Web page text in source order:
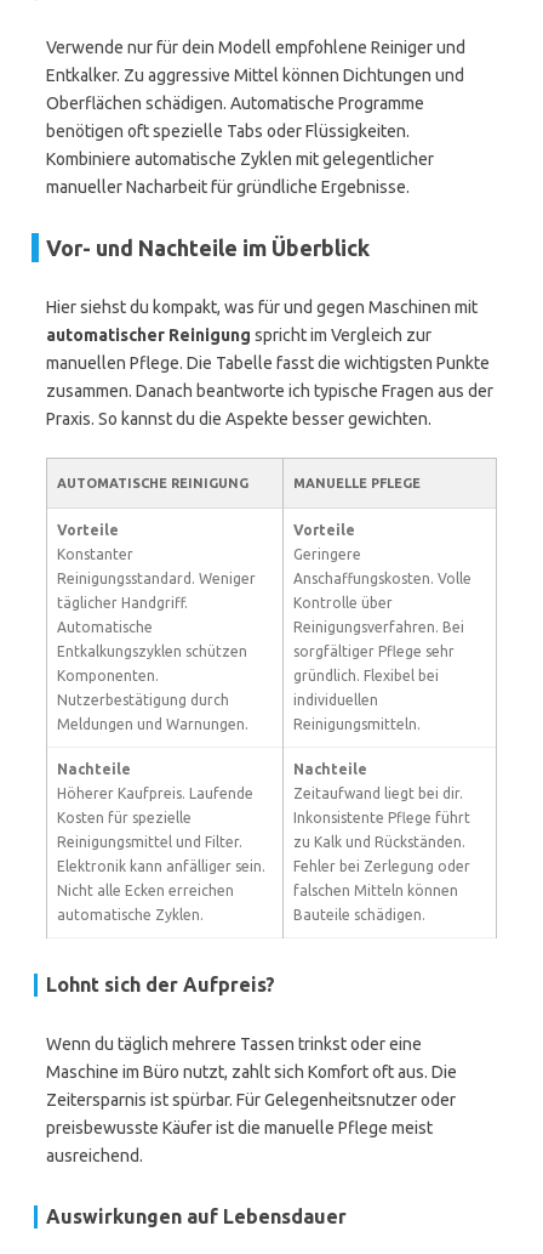
Verwende nur für dein Modell empfohlene Reiniger und
Entkalker. Zu aggressive Mittel können Dichtungen und
Oberflächen schädigen. Automatische Programme
benötigen oft spezielle Tabs oder Flüssigkeiten.
Kombiniere automatische Zyklen mit gelegentlicher
manueller Nacharbeit für gründliche Ergebnisse.
Vor- und Nachteile im Überblick
Hier siehst du kompakt, was für und gegen Maschinen mit
automatischer Reinigung spricht im Vergleich zur
manuellen Pflege. Die Tabelle fasst die wichtigsten Punkte
zusammen. Danach beantworte ich typische Fragen aus der
Praxis. So kannst du die Aspekte besser gewichten.
AUTOMATISCHE REINIGUNG MANUELLE PFLEGE
Vorteile
Konstanter
Reinigungsstandard. Weniger
täglicher Handgriff.
Automatische
Entkalkungszyklen schützen
Komponenten.
Nutzerbestätigung durch
Meldungen und Warnungen.
Vorteile
Geringere
Anschaffungskosten. Volle
Kontrolle über
Reinigungsverfahren. Bei
sorgfältiger Pflege sehr
gründlich. Flexibel bei
individuellen
Reinigungsmitteln.
Nachteile
Höherer Kaufpreis. Laufende
Kosten für spezielle
Reinigungsmittel und Filter.
Elektronik kann anfälliger sein.
Nicht alle Ecken erreichen
automatische Zyklen.
Nachteile
Zeitaufwand liegt bei dir.
Inkonsistente Pflege führt
zu Kalk und Rückständen.
Fehler bei Zerlegung oder
falschen Mitteln können
Bauteile schädigen.
Lohnt sich der Aufpreis?
Wenn du täglich mehrere Tassen trinkst oder eine
Maschine im Büro nutzt, zahlt sich Komfort oft aus. Die
Zeitersparnis ist spürbar. Für Gelegenheitsnutzer oder
preisbewusste Käufer ist die manuelle Pflege meist
ausreichend.
Auswirkungen auf Lebensdauer